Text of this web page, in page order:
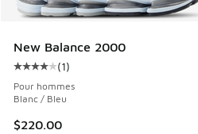
New Balance 2000
Cote moyenne du client - [4
(1)
Pour hommes
Blanc / Bleu
$220.00